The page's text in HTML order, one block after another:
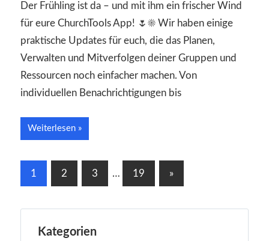
Der Frühling ist da – und mit ihm ein frischer Wind
für eure ChurchTools App! 🌷☀️ Wir haben einige
praktische Updates für euch, die das Planen,
Verwalten und Mitverfolgen deiner Gruppen und
Ressourcen noch einfacher machen. Von
individuellen Benachrichtigungen bis
Weiterlesen
Seitennummerierung
1 2 3 … 19
Nächste
»
Kategorien